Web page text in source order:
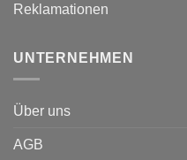
Reklamationen
UNTERNEHMEN
Über uns
AGB